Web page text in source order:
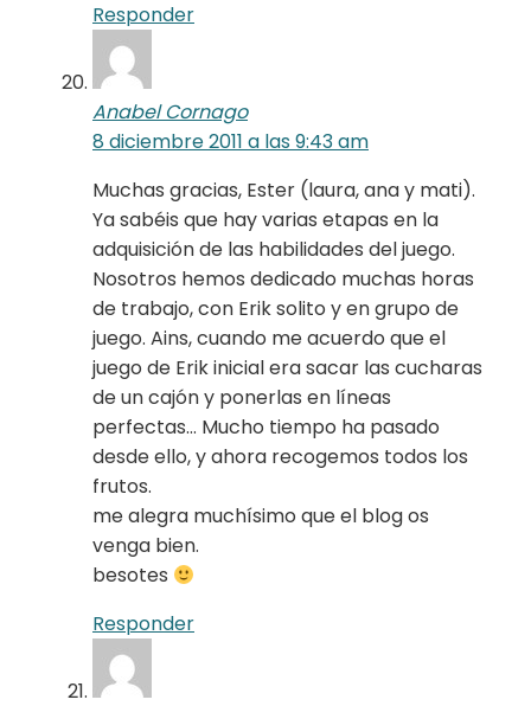
Responder
Anabel Cornago
8 diciembre 2011 a las 9:43 am
Muchas gracias, Ester (laura, ana y mati).
Ya sabéis que hay varias etapas en la
adquisición de las habilidades del juego.
Nosotros hemos dedicado muchas horas
de trabajo, con Erik solito y en grupo de
juego. Ains, cuando me acuerdo que el
juego de Erik inicial era sacar las cucharas
de un cajón y ponerlas en líneas
perfectas… Mucho tiempo ha pasado
desde ello, y ahora recogemos todos los
frutos.
me alegra muchísimo que el blog os
venga bien.
besotes
Responder